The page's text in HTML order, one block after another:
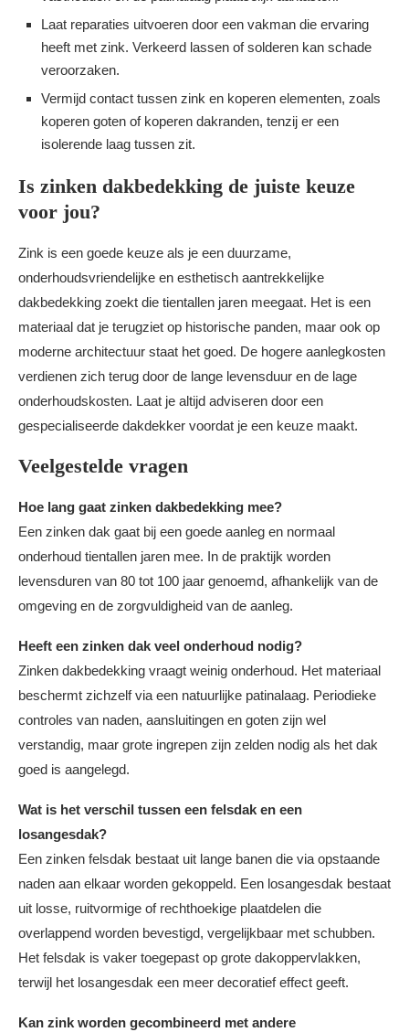
Laat reparaties uitvoeren door een vakman die ervaring
heeft met zink. Verkeerd lassen of solderen kan schade
veroorzaken.
Vermijd contact tussen zink en koperen elementen, zoals
koperen goten of koperen dakranden, tenzij er een
isolerende laag tussen zit.
Is zinken dakbedekking de juiste keuze
voor jou?
Zink is een goede keuze als je een duurzame,
onderhoudsvriendelijke en esthetisch aantrekkelijke
dakbedekking zoekt die tientallen jaren meegaat. Het is een
materiaal dat je terugziet op historische panden, maar ook op
moderne architectuur staat het goed. De hogere aanlegkosten
verdienen zich terug door de lange levensduur en de lage
onderhoudskosten. Laat je altijd adviseren door een
gespecialiseerde dakdekker voordat je een keuze maakt.
Veelgestelde vragen
Hoe lang gaat zinken dakbedekking mee?
Een zinken dak gaat bij een goede aanleg en normaal
onderhoud tientallen jaren mee. In de praktijk worden
levensduren van 80 tot 100 jaar genoemd, afhankelijk van de
omgeving en de zorgvuldigheid van de aanleg.
Heeft een zinken dak veel onderhoud nodig?
Zinken dakbedekking vraagt weinig onderhoud. Het materiaal
beschermt zichzelf via een natuurlijke patinalaag. Periodieke
controles van naden, aansluitingen en goten zijn wel
verstandig, maar grote ingrepen zijn zelden nodig als het dak
goed is aangelegd.
Wat is het verschil tussen een felsdak en een
losangesdak?
Een zinken felsdak bestaat uit lange banen die via opstaande
naden aan elkaar worden gekoppeld. Een losangesdak bestaat
uit losse, ruitvormige of rechthoekige plaatdelen die
overlappend worden bevestigd, vergelijkbaar met schubben.
Het felsdak is vaker toegepast op grote dakoppervlakken,
terwijl het losangesdak een meer decoratief effect geeft.
Kan zink worden gecombineerd met andere